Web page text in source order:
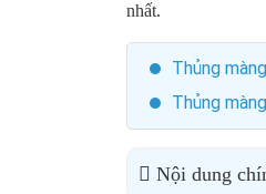
nhất.
Thủng
Thủng
Nội dung